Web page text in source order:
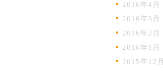
2016年4月
2016年3月
2016年2月
2016年1月
2015年12月